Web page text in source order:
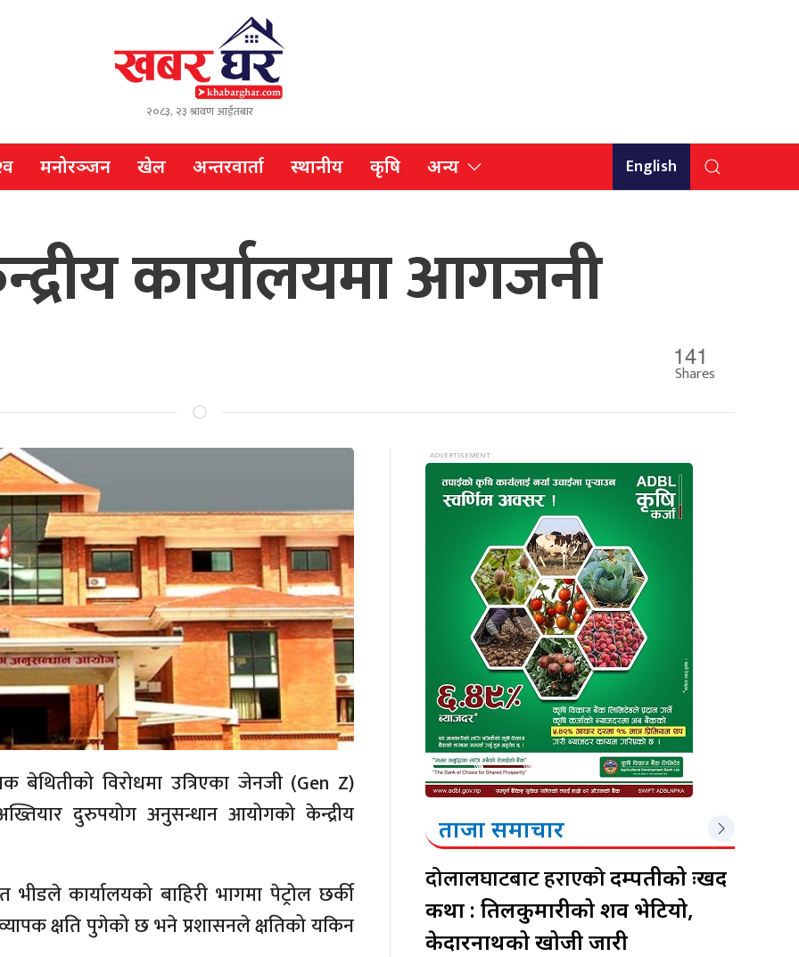
२०८३, २३ श्रावण आईतबार
मनोरञ्जन खेल अन्तरवार्ता स्थानीय कृषि अन्य English
कार्यालयमा आगजनी
141
Shares
बेथितीको विरोधमा उत्रिएका जेनजी (Gen Z)
दुरुपयोग अनुसन्धान आयोगको केन्द्रीय
कार्यालयको बाहिरी भागमा पेट्रोल छर्की
क्षति पुगेको छ भने प्रशासनले क्षतिको यकिन
ताजा समाचार
दोलालघाटबाट हराएकोदम्पतीको दुःखद
कथा : तिलकुमारीको शव भेटियो,
केदारनाथको खोजी जारी